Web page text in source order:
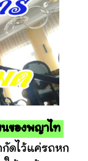
ของพญาไท
ไว้แค่รถหก